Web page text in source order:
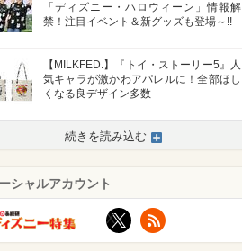
「ディズニー・ハロウィーン」情報解
禁！注目イベント＆新グッズも登場～!!
【MILKFED.】『トイ・ストーリー5』人
気キャラが激かわアパレルに！全部ほし
くなる良デザイン多数
続きを読み込む
シャルアカウント
X